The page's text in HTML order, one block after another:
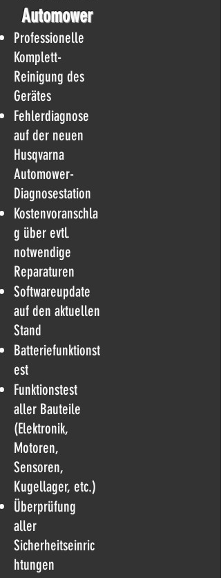
Automower
Professionelle
Komplett-
Reinigung des
Gerätes
Fehlerdiagnose
auf der neuen
Husqvarna
Automower-
Diagnosestation
Kostenvoranschla
g über evtl.
notwendige
Reparaturen
Softwareupdate
auf den aktuellen
Stand
Batteriefunktionst
est
Funktionstest
aller Bauteile
(Elektronik,
Motoren,
Sensoren,
Kugellager, etc.)
Überprüfung
aller
Sicherheitseinric
htungen